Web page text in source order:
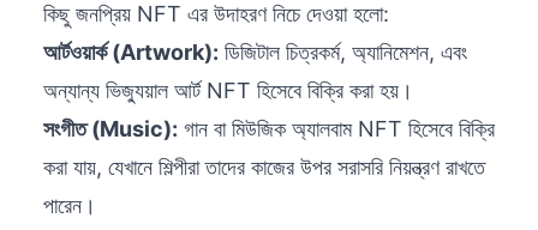
কিছু জনপ্রিয় NFT এর উদাহরণ নিচে দেওয়া হলো:
আর্টওয়ার্ক (Artwork): ডিজিটাল চিত্রকর্ম, অ্যানিমেশন, এবং
অন্যান্য ভিজ্যুয়াল আর্ট NFT হিসেবে বিক্রি করা হয়।
সংগীত (Music): গান বা মিউজিক অ্যালবাম NFT হিসেবে বিক্রি
করা যায়, যেখানে শিল্পীরা তাদের কাজের উপর সরাসরি নিয়ন্ত্রণ রাখতে
পারেন।